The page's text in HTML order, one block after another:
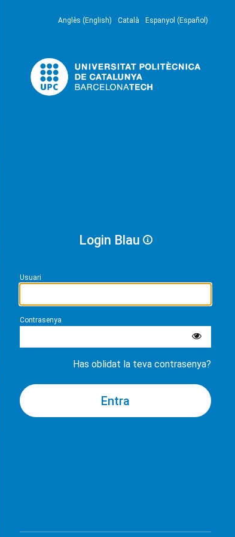
Anglès (English) Català Espanyol (Español)
Login Blau
Usuari
Contrasenya
Has oblidat la teva contrasenya?